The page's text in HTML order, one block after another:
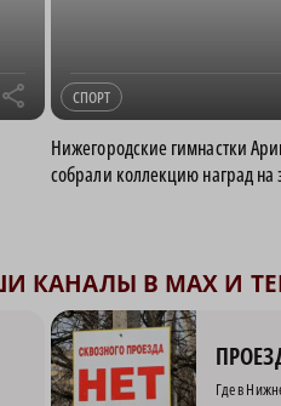
r СПОРТ
Нижегородские гимнастки
собрали коллекцию наград на
В MAX И
Где в